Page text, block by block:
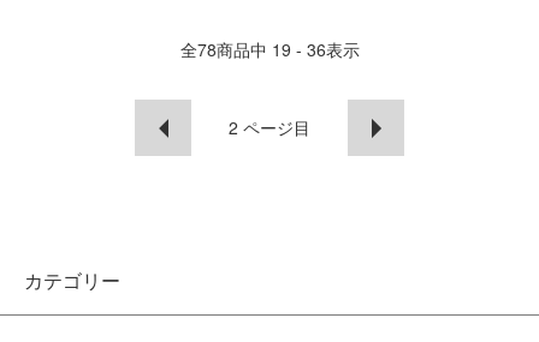
全78商品中 19 - 36表示
2 ページ目
カテゴリー